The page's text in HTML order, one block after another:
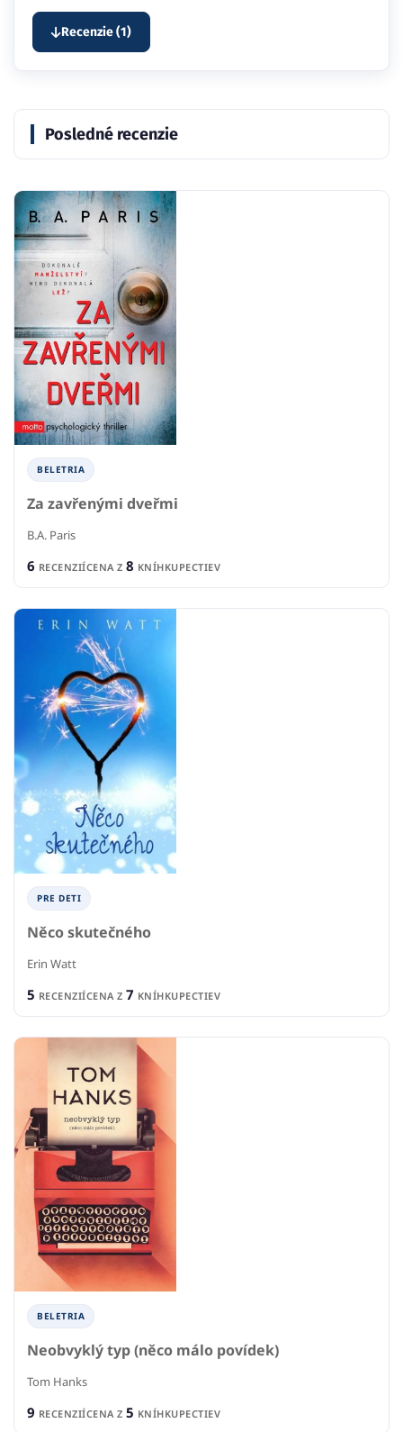
Recenzie (1)
Posledné recenzie
BELETRIA
Za zavřenými dveřmi
B.A. Paris
6 RECENZIÍCENA Z 8 KNÍHKUPECTIEV
PRE DETI
Něco skutečného
Erin Watt
5 RECENZIÍCENA Z 7 KNÍHKUPECTIEV
BELETRIA
Neobvyklý typ (něco málo povídek)
Tom Hanks
9 RECENZIÍCENA Z 5 KNÍHKUPECTIEV